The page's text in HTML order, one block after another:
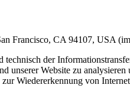
Francisco, CA 94107, USA
der
Website zu
Wiedererkennung von